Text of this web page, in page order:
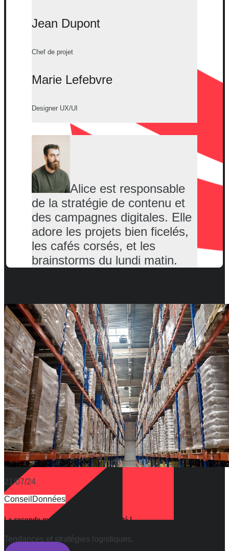
Jean Dupont
Chef de projet
Marie Lefebvre
Designer UX/UI
Alice Tremblay
Directrice marketing
Jean Dupont
Chef de projet
Marie Lefebvre
Alice Tremblay
Directrice marketing
Jean Dupont
Chef de projet
Marie Lefebvre
Designer UX/UI
Alice est responsable
de la stratégie de contenu et
des campagnes digitales. Elle
adore les projets bien ficelés,
les cafés corsés, et les
brainstorms du lundi matin.
21/07/24
Conseil Données
La seconde main : cap sur la durabilité !
Tendances et stratégies logistiques.